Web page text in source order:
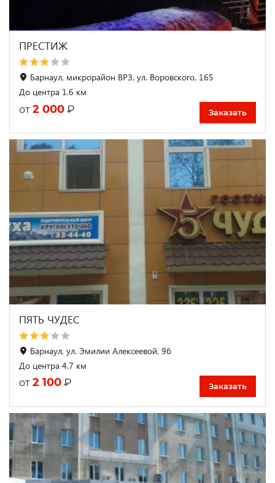
ПРЕСТИЖ
Барнаул, микрорайон ВРЗ, ул. Воровского, 165
До центра 1.6 км
от 2 000 ₽ Заказать
ПЯТЬ ЧУДЕС
Барнаул, ул. Эмилии Алексеевой, 9б
До центра 4.7 км
от 2 100 ₽ Заказать